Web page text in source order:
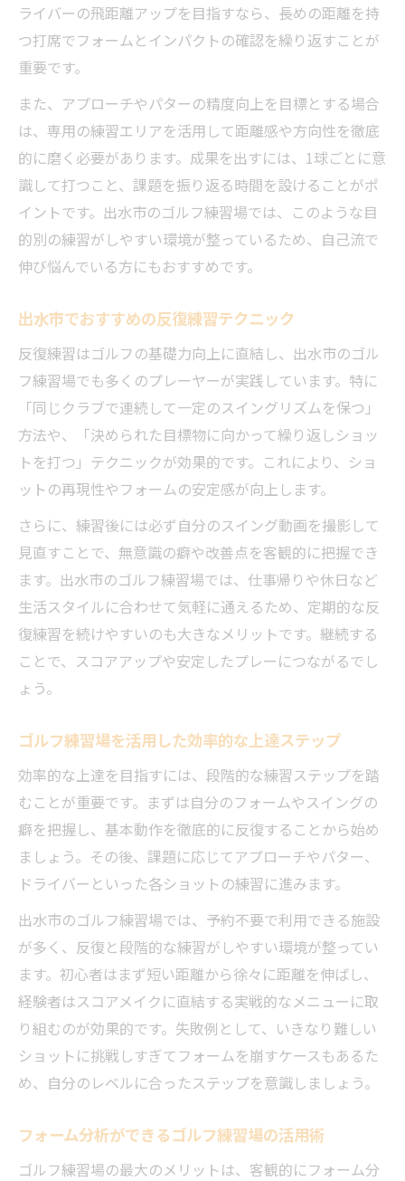
ライバーの飛距離アップを目指すなら、長めの距離を持
つ打席でフォームとインパクトの確認を繰り返すことが
重要です。
また、アプローチやパターの精度向上を目標とする場合
は、専用の練習エリアを活用して距離感や方向性を徹底
的に磨く必要があります。成果を出すには、1球ごとに意
識して打つこと、課題を振り返る時間を設けることがポ
イントです。出水市のゴルフ練習場では、このような目
的別の練習がしやすい環境が整っているため、自己流で
伸び悩んでいる方にもおすすめです。
出水市でおすすめの反復練習テクニック
反復練習はゴルフの基礎力向上に直結し、出水市のゴル
フ練習場でも多くのプレーヤーが実践しています。特に
「同じクラブで連続して一定のスイングリズムを保つ」
方法や、「決められた目標物に向かって繰り返しショッ
トを打つ」テクニックが効果的です。これにより、ショ
ットの再現性やフォームの安定感が向上します。
さらに、練習後には必ず自分のスイング動画を撮影して
見直すことで、無意識の癖や改善点を客観的に把握でき
ます。出水市のゴルフ練習場では、仕事帰りや休日など
生活スタイルに合わせて気軽に通えるため、定期的な反
復練習を続けやすいのも大きなメリットです。継続する
ことで、スコアアップや安定したプレーにつながるでし
ょう。
ゴルフ練習場を活用した効率的な上達ステップ
効率的な上達を目指すには、段階的な練習ステップを踏
むことが重要です。まずは自分のフォームやスイングの
癖を把握し、基本動作を徹底的に反復することから始め
ましょう。その後、課題に応じてアプローチやパター、
ドライバーといった各ショットの練習に進みます。
出水市のゴルフ練習場では、予約不要で利用できる施設
が多く、反復と段階的な練習がしやすい環境が整ってい
ます。初心者はまず短い距離から徐々に距離を伸ばし、
経験者はスコアメイクに直結する実戦的なメニューに取
り組むのが効果的です。失敗例として、いきなり難しい
ショットに挑戦しすぎてフォームを崩すケースもあるた
め、自分のレベルに合ったステップを意識しましょう。
フォーム分析ができるゴルフ練習場の活用術
ゴルフ練習場の最大のメリットは、客観的にフォーム分